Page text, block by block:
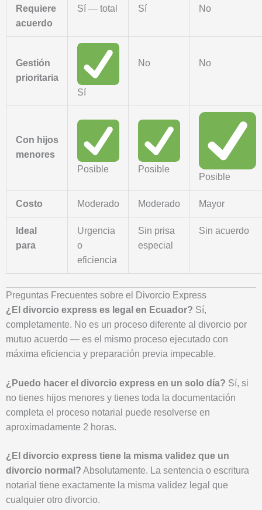
Requiere
acuerdo
Sí — total Sí No
Gestión
prioritaria
Sí
No No
Con hijos
menores
Posible
Posible
Posible
Costo Moderado Moderado Mayor
Ideal
para
Urgencia
o
eficiencia
Sin prisa
especial
Sin acuerdo
Preguntas Frecuentes sobre el Divorcio Express
¿El divorcio express es legal en Ecuador? Sí,
completamente. No es un proceso diferente al divorcio por
mutuo acuerdo — es el mismo proceso ejecutado con
máxima eficiencia y preparación previa impecable.
¿Puedo hacer el divorcio express en un solo día? Sí, si
no tienes hijos menores y tienes toda la documentación
completa el proceso notarial puede resolverse en
aproximadamente 2 horas.
¿El divorcio express tiene la misma validez que un
divorcio normal? Absolutamente. La sentencia o escritura
notarial tiene exactamente la misma validez legal que
cualquier otro divorcio.